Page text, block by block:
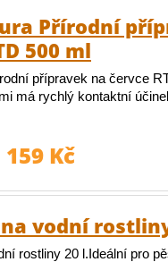
Přírodní
500 ml
přípravek na červce
má rychlý kontaktní
159 Kč
vodní
rostliny 20 l.Ideální pro